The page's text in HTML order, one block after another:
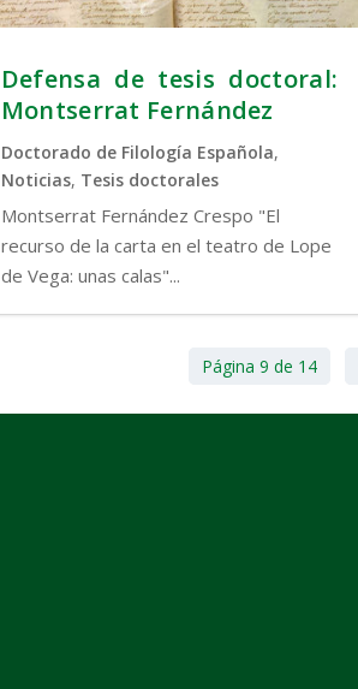
Defensa de tesis doctoral:
Montserrat Fernández
Doctorado de Filología Española,
Noticias, Tesis doctorales
Montserrat Fernández Crespo "El
recurso de la carta en el teatro de Lope
de Vega: unas calas"...
Página 9 de 14